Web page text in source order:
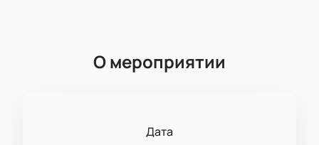
О мероприятии
Дата